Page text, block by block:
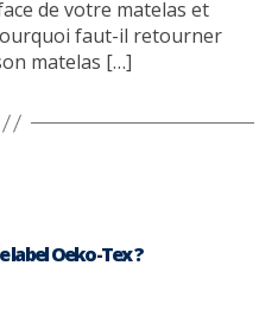
de votre matelas et
faut-il retourner
matelas […]
label Oeko-Tex ?